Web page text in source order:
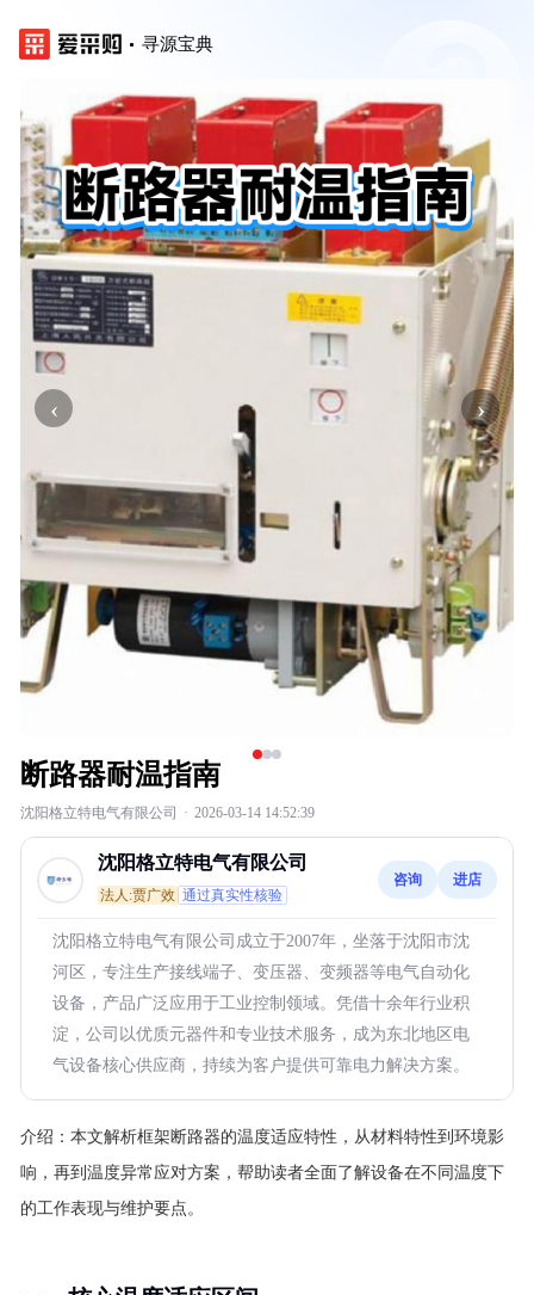
寻源宝典
‹ ›
断路器耐温指南
沈阳格立特电气有限公司 · 2026-03-14 14:52:39
沈阳格立特电气有限公司
法人:贾广效 通过真实性核验
咨询 进店
沈阳格立特电气有限公司成立于2007年，坐落于沈阳市沈
河区，专注生产接线端子、变压器、变频器等电气自动化
设备，产品广泛应用于工业控制领域。凭借十余年行业积
淀，公司以优质元器件和专业技术服务，成为东北地区电
气设备核心供应商，持续为客户提供可靠电力解决方案。
介绍： 本文解析框架断路器的温度适应特性，从材料特性到环境影
响，再到温度异常应对方案，帮助读者全面了解设备在不同温度下
的工作表现与维护要点。